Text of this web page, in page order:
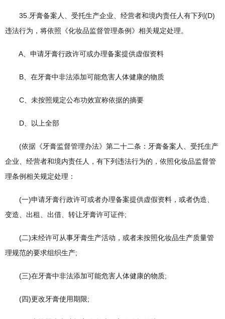
35.牙膏备案人、受托生产企业、经营者和境内责任人有下列(D)
违法行为，将依照《化妆品监督管理条例》相关规定处理。
A、申请牙膏行政许可或办理备案提供虚假资料
B、在牙膏中非法添加可能危害人体健康的物质
C、未按照规定公布功效宣称依据的摘要
D、以上全部
(依据《牙膏监督管理办法》第二十二条：牙膏备案人、受托生产
企业、经营者和境内责任人，有下列违法行为的，依照化妆品监督管
理条例相关规定处理：
(一)申请牙膏行政许可或者办理备案提供虚假资料，或者伪造、
变造、出租、出借、转让牙膏许可证件;
(二)未经许可从事牙膏生产活动，或者未按照化妆品生产质量管
理规范的要求组织生产;
(三)在牙膏中非法添加可能危害人体健康的物质;
(四)更改牙膏使用期限;